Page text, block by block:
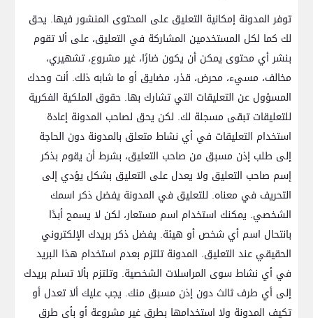
توفر المدونة إمكانية التعليق على المحتوى المنشور فيها. يحق
لك كما لكل المستخدمين المشاركة في التعليق، على ألا تقوم
بنشر أي محتوى يمكن أن يكون ضارًا، غير مشروع، تشهيري،
مخالف، مسيء، محرض، قذر، مضايق أو ما شابه ذلك. أنت وحدك
المسؤول عن التعليقات التي تشارك بها. حقوق الملكية الفكرية
للتعليقات تبقى مسجلة لك. لكن يحق لصاحب المدونة إعادة
استخدام التعليقات في أي نشاط متعلق بالمدونة دون الحاجة
إلى طلب إذن مسبق من صاحب التعليق، بشرط أن يقوم بذكر
إسم صاحب التعليق ولا يعدل على التعليق بشكل يؤدي إلى
التحريف في معناه. للتعليق في المدونة يفضل ذكر اسمك
الشخصي. يمكنك استخدام اسم مستعار، لكن لا يسمح أبدًا
بانتحال اسم أي شخص أو هيئة. يفضل ذكر بريدك الإلكتروني
الحقيقي عند التعليق. المدونة تلتزم بعدم استخدام هذا البريد
في أي نشاط سوى المراسلات الشخصية. وتلتزم بألا تسلم بريدك
إلى أي طرف ثالث دون إذن مسبق منك. يجب عليك ألا تعدل أو
تكيف المدونة ولا استخدامها بطرق غير مشروعة أو بأي طرق